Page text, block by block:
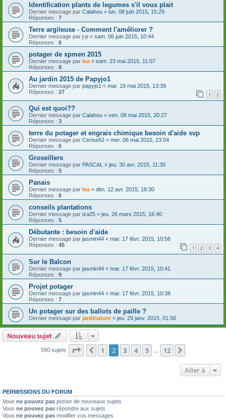
Identification plants de legumes s'il vous plait
Dernier message par Calahou « lun. 08 juin 2015, 15:29
Réponses : 7
Terre argileuse - Comment l'améliorer ?
Dernier message par j-p « sam. 06 juin 2015, 10:44
Réponses : 6
potager de xpmen 2015
Dernier message par lea « sam. 23 mai 2015, 11:07
Réponses : 8
Au jardin 2015 de Papyjo1
Dernier message par papyjo1 « mar. 19 mai 2015, 13:39
Réponses : 27 1 2
Qui est quoi??
Dernier message par Calahou « ven. 08 mai 2015, 20:27
Réponses : 3
terre du potager et engrais chimique besoin d'aide svp
Dernier message par Cerise62 « mer. 06 mai 2015, 23:04
Réponses : 6
Groseillers
Dernier message par PASCAL « jeu. 30 avr. 2015, 11:30
Réponses : 5
Panais
Dernier message par lea « dim. 12 avr. 2015, 18:30
Réponses : 6
conseils plantations
Dernier message par iza25 « jeu. 26 mars 2015, 16:40
Réponses : 5
Débutante : besoin d'aide
Dernier message par jasmin44 « mar. 17 févr. 2015, 10:56
Réponses : 45 1 2 3 4
Sur le Balcon
Dernier message par jasmin44 « mar. 17 févr. 2015, 10:41
Réponses : 9
Projet potager
Dernier message par jasmin44 « mar. 17 févr. 2015, 10:38
Réponses : 7
Un potager sur des ballots de paille ?
Dernier message par jardinature « jeu. 29 janv. 2015, 01:56
Nouveau sujet
590 sujets Page sur12
Précédente
1 2 3 4 5 12
Aller à
PERMISSIONS DU FORUM
Vous ne pouvez pas poster de nouveaux sujets
Vous ne pouvez pas répondre aux sujets
Vous ne pouvez pas modifier vos messages